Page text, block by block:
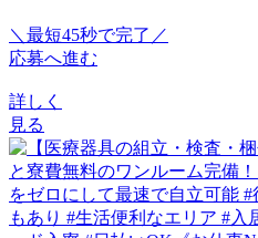
＼最短45秒で完了／
応募へ進む
詳しく
見る